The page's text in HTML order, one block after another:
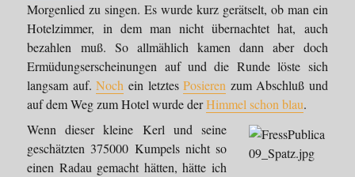
Morgenlied zu singen. Es wurde kurz gerätselt, ob man ein
Hotelzimmer, in dem man nicht übernachtet hat, auch
bezahlen muß. So allmählich kamen dann aber doch
Ermüdungserscheinungen auf und die Runde löste sich
langsam auf.Noch ein letztesPosieren zum Abschluß und
auf dem Weg zum Hotel wurde derHimmel schon blau.
Wenn dieser kleine Kerl und seine
geschätzten 375000 Kumpels nicht so
einen Radau gemacht hätten, hätte ich